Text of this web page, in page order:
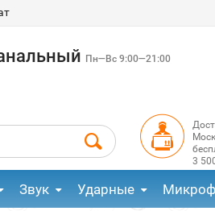
Пн—Вс 9:00—21:00
3
Звук Ударные